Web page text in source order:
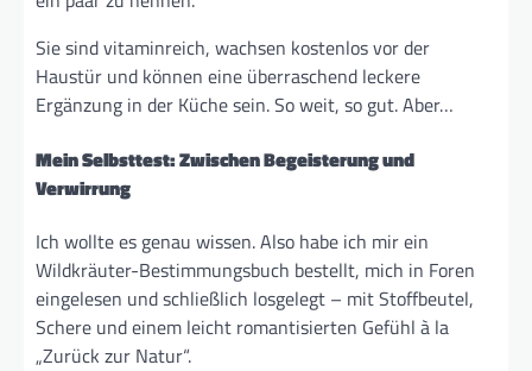
Sie sind vitaminreich, wachsen kostenlos vor der
Haustür und können eine überraschend leckere
Ergänzung in der Küche sein. So weit, so gut. Aber…
Mein Selbsttest: Zwischen Begeisterung und
Verwirrung
Ich wollte es genau wissen. Also habe ich mir ein
Wildkräuter-Bestimmungsbuch bestellt, mich in Foren
eingelesen und schließlich losgelegt – mit Stoffbeutel,
Schere und einem leicht romantisierten Gefühl à la
„Zurück zur Natur“.